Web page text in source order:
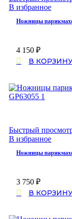
В избранное
Ножницы
4 150 ₽
В
Быстрый
В избранное
Ножницы
3 750 ₽
В